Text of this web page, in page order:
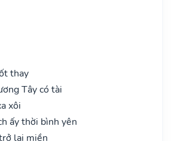
thay
Tây có tài
xôi
ấy thời bình yên
lại miền